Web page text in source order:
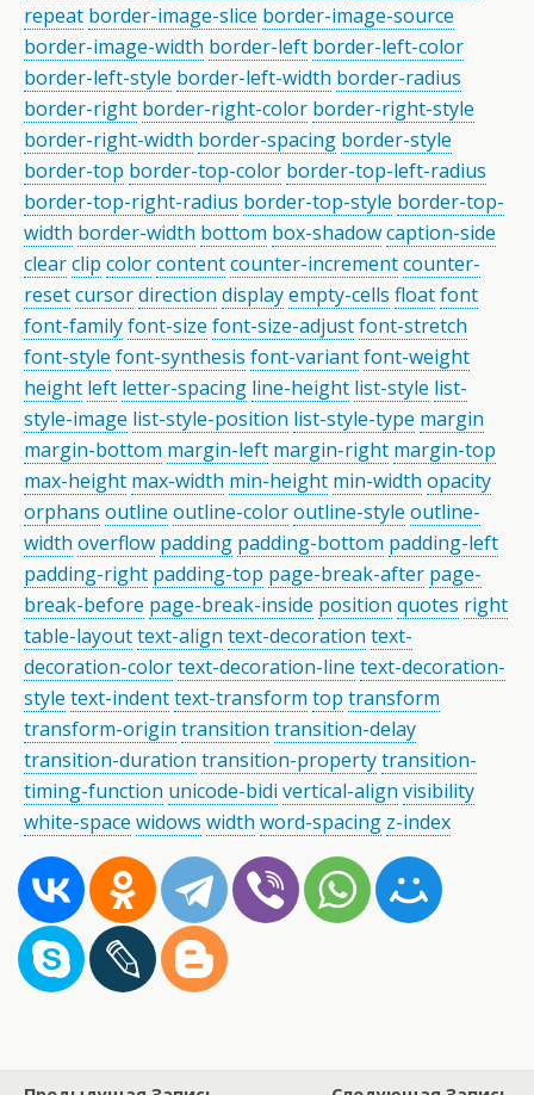
repeat border-image-slice border-image-source
border-image-width border-left border-left-color
border-left-style border-left-width border-radius
border-right border-right-color border-right-style
border-right-width border-spacing border-style
border-top border-top-color border-top-left-radius
border-top-right-radius border-top-style border-top-
width border-width bottom box-shadowcaption-side
clearclip colorcontentcounter-incrementcounter-
resetcursordirection displayempty-cells floatfont
font-familyfont-size font-size-adjustfont-stretch
font-style font-synthesis font-variantfont-weight
height left letter-spacing line-height list-style list-
style-image list-style-position list-style-type margin
margin-bottom margin-left margin-right margin-top
max-height max-width min-height min-width opacity
orphans outline outline-coloroutline-style outline-
width overflow padding padding-bottom padding-left
padding-right padding-top page-break-after page-
break-before page-break-inside position quotes right
table-layouttext-align text-decoration text-
decoration-colortext-decoration-line text-decoration-
style text-indenttext-transform top transform
transform-origin transition transition-delay
transition-duration transition-propertytransition-
timing-function unicode-bidi vertical-align visibility
white-space widows width word-spacing z-index